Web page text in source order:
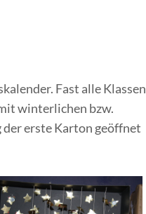
Fast alle Klassen
winterlichen bzw.
erste Karton geöffnet